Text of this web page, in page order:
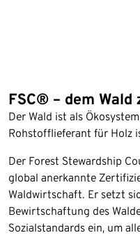
FSC® – dem Wald
Der Wald ist als
Rohstofflieferant für Holz
Der Forest Stewardship
global anerkannte
Waldwirtschaft. Er setzt
Bewirtschaftung des
Sozialstandards ein, um